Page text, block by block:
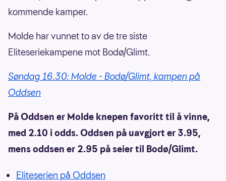
kommende kamper.
Molde har vunnet to av de tre siste
Eliteseriekampene mot Bodø/Glimt.
Søndag 16.30: Molde - Bodø/Glimt, kampen på
Oddsen
På Oddsen er Molde knepen favoritt til å vinne,
med 2.10 i odds. Oddsen på uavgjort er 3.95,
mens oddsen er 2.95 på seier til Bodø/Glimt.
Eliteserien på Oddsen